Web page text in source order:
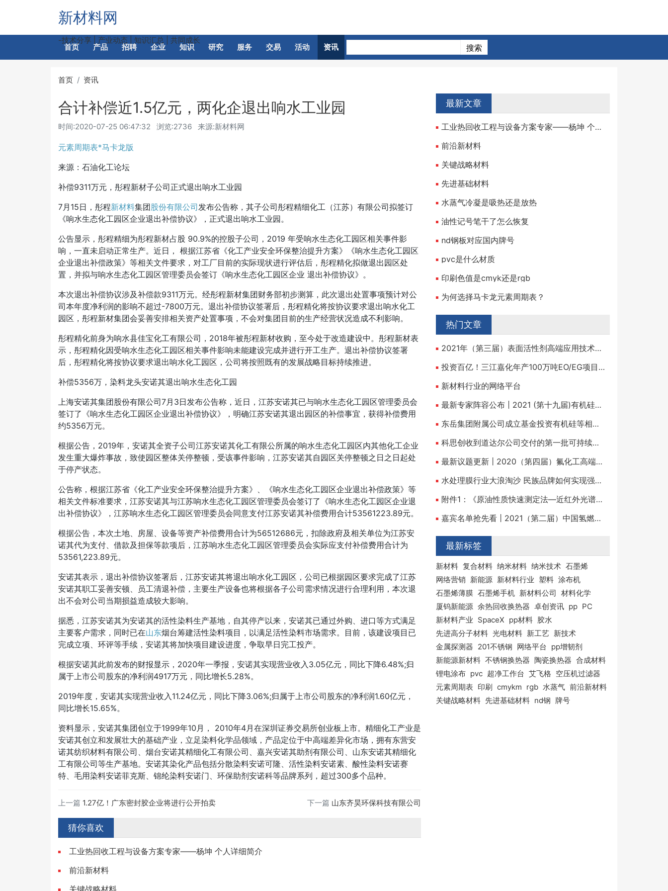
新材料网
-技术分享 | 产业动态 | 知识汇总 | 共同成长
首页 产品 招聘 企业 知识 研究 服务 交易 活动 资讯
首页 资讯
合计补偿近1.5亿元，两化企退出响水工业园
时间:2020-07-25 06:47:32 浏览:2736 来源:新材料网
元素周期表*马卡龙版
来源：石油化工论坛
补偿9311万元，彤程新材子公司正式退出响水工业园
7月15日，彤程新材料集团股份有限公司发布公告称，其子公司彤程精细化工（江苏）有限公司拟签订
《响水生态化工园区企业退出补偿协议》，正式退出响水工业园。
公告显示，彤程精细为彤程新材占股 90.9%的控股子公司，2019 年受响水生态化工园区相关事件影
响，一直未启动正常生产。近日， 根据江苏省《化工产业安全环保整治提升方案》《响水生态化工园区
企业退出补偿政策》等相关文件要求，对工厂目前的实际现状进行评估后，彤程精化拟做退出园区处
置，并拟与响水生态化工园区管理委员会签订《响水生态化工园区企业 退出补偿协议》。
本次退出补偿协议涉及补偿款9311万元。经彤程新材集团财务部初步测算，此次退出处置事项预计对公
司本年度净利润的影响不超过-7800万元。退出补偿协议签署后，彤程精化将按协议要求退出响水化工
园区，彤程新材集团会妥善安排相关资产处置事项，不会对集团目前的生产经营状况造成不利影响。
彤程精化前身为响水县佳宝化工有限公司， 2018年被彤程新材收购，至今处于改造建设中。彤程新材表
示，彤程精化因受响水生态化工园区相关事件影响未能建设完成并进行开工生产。退出补偿协议签署
后，彤程精化将按协议要求退出响水化工园区，公司将按照既有的发展战略目标持续推进。
补偿5356万，染料龙头安诺其退出响水生态化工园
上海安诺其集团股份有限公司7月3日发布公告称，近日，江苏安诺其已与响水生态化工园区管理委员会
签订了《响水生态化工园区企业退出补偿协议》，明确江苏安诺其退出园区的补偿事宜，获得补偿费用
约5356万元。
根据公告， 2019年，安诺其全资子公司江苏安诺其化工有限公所属的响水生态化工园区内其他化工企业
发生重大爆炸事故，致使园区整体关停整顿，受该事件影响，江苏安诺其自园区关停整顿之日之日起处
于停产状态。
公告称，根据江苏省《化工产业安全环保整治提升方案》、《响水生态化工园区企业退出补偿政策》等
相关文件标准要求，江苏安诺其与江苏响水生态化工园区管理委员会签订了《响水生态化工园区企业退
出补偿协议》，江苏响水生态化工园区管理委员会同意支付江苏安诺其补偿费用合计53561223.89元。
根据公告，本次土地、房屋、设备等资产补偿费用合计为56512686元，扣除政府及相关单位为江苏安
诺其代为支付、借款及担保等款项后，江苏响水生态化工园区管理委员会实际应支付补偿费用合计为
53561,223.89元。
安诺其表示，退出补偿协议签署后，江苏安诺其将退出响水化工园区，公司已根据园区要求完成了江苏
安诺其职工妥善安顿、员工清退补偿，主要生产设备也将根据各子公司需求情况进行合理利用，本次退
出不会对公司当期损益造成较大影响。
据悉，江苏安诺其为安诺其的活性染料生产基地，自其停产以来，安诺其已通过外购、进口等方式满足
主要客户需求，同时已在山东烟台筹建活性染料项目，以满足活性染料市场需求。目前，该建设项目已
完成立项、环评等手续，安诺其将加快项目建设进度，争取早日完工投产。
根据安诺其此前发布的财报显示， 2020年一季报，安诺其实现营业收入3.05亿元，同比下降6.48%;归
属于上市公司股东的净利润4917万元，同比增长5.28%。
2019年度，安诺其实现营业收入11.24亿元，同比下降3.06%;归属于上市公司股东的净利润1.60亿元，
同比增长15.65%。
资料显示，安诺其集团创立于1999年10月， 2010年4月在深圳证券交易所创业板上市。精细化工产业是
安诺其创立和发展壮大的基础产业，立足染料化学品领域，产品定位于中高端差异化市场，拥有东营安
诺其纺织材料有限公司、烟台安诺其精细化工有限公司、嘉兴安诺其助剂有限公司、山东安诺其精细化
工有限公司等生产基地。安诺其染化产品包括分散染料安诺可隆、活性染料安诺素、酸性染料安诺赛
特、毛用染料安诺菲克斯、锦纶染料安诺门、环保助剂安诺科等品牌系列，超过300多个品种。
上一篇 1.27亿！广东密封胶企业将进行公开拍卖 下一篇 山东齐昊环保科技有限公司
猜你喜欢
工业热回收工程与设备方案专家——杨坤 个人详细简介
前沿新材料
关键战略材料
最新文章
工业热回收工程与设备方案专家——杨坤 个人详细简介
前沿新材料
关键战略材料
先进基础材料
水蒸气冷凝是吸热还是放热
油性记号笔干了怎么恢复
nd钢板对应国内牌号
pvc是什么材质
印刷色值是cmyk还是rgb
为何选择马卡龙元素周期表？
热门文章
2021年（第三届）表面活性剂高端应用技术研讨会
投资百亿！三江嘉化年产100万吨EO/EG项目迎来重大建设节点！
新材料行业的网络平台
最新专家阵容公布 | 2021 (第十九届)有机硅精细化学品技术交流会
东岳集团附属公司成立基金投资有机硅等相关行业
科思创收到道达尔公司交付的第一批可持续苯产品
最新议题更新 | 2020（第四届）氟化工高端发展论坛
水处理膜行业大浪淘沙 民族品牌如何实现强势崛起？
附件1：《原油性质快速测定法—近红外光谱法》征求意见稿及编制说明.pdf
嘉宾名单抢先看 | 2021（第二届）中国氢燃料电池关键材料与装备高峰论坛
最新标签
新材料 复合材料 纳米材料 纳米技术 石墨烯
网络营销 新能源 新材料行业 塑料 涂布机
石墨烯薄膜 石墨烯手机 新材料公司 材料化学
厦钨新能源 余热回收换热器 卓创资讯 pp PC
新材料产业 SpaceX pp材料 胶水
先进高分子材料 光电材料 新工艺 新技术
金属探测器 201不锈钢 网络平台 pp增韧剂
新能源新材料 不锈钢换热器 陶瓷换热器 合成材料
锂电涂布 pvc 超净工作台 艾飞格 空压机过滤器
元素周期表 印刷 cmykm rgb 水蒸气 前沿新材料
关键战略材料 先进基础材料 nd钢 牌号